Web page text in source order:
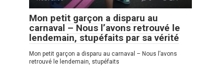
Mon petit garçon a disparu au
carnaval – Nous l’avons retrouvé le
lendemain, stupéfaits par sa vérité
Mon petit garçon a disparu au carnaval – Nous l’avons
retrouvé le lendemain, stupéfaits